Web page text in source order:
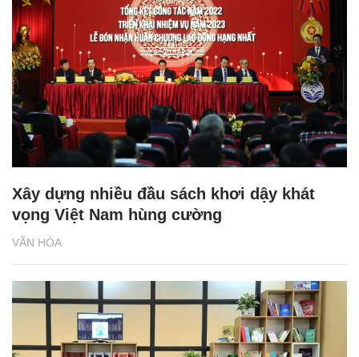
VĂN HÓA
Xây dựng nhiều đầu sách khơi dậy khát
vọng Việt Nam hùng cường